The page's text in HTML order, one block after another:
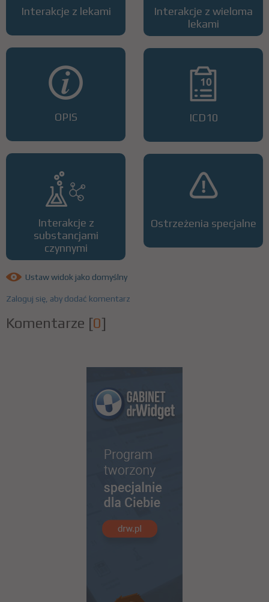
Interakcje z lekami
OPIS
Interakcje z
substancjami
czynnymi
Interakcje z wieloma
lekami
ICD10
Ostrzeżenia specjalne
Ustaw widok jako domyślny
Zaloguj się, aby dodać komentarz
Komentarze [0]